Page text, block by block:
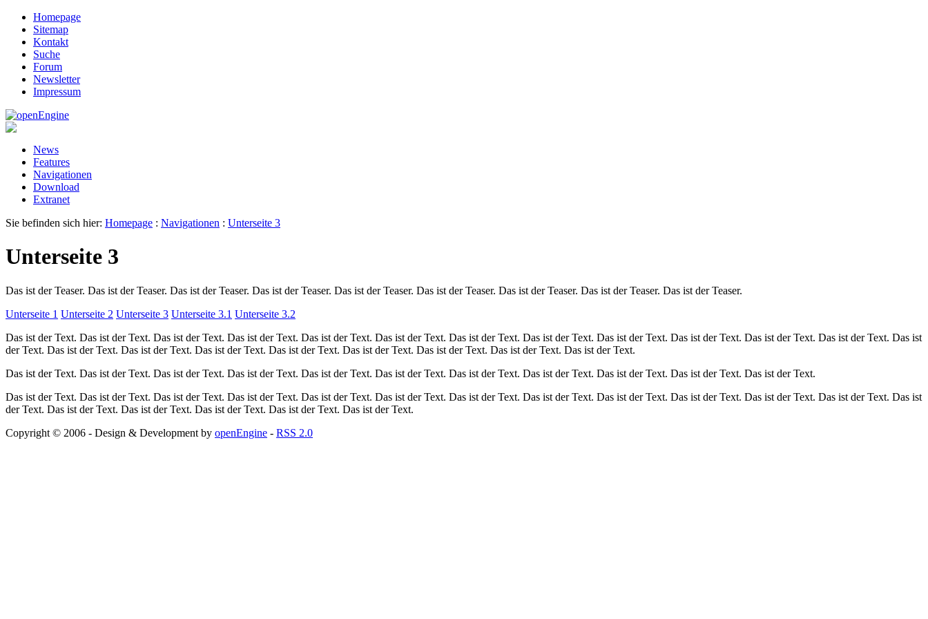
Homepage
Sitemap
Kontakt
Suche
Forum
Newsletter
Impressum
News
Features
Navigationen
Download
Extranet
Sie befinden sich hier: Homepage : Navigationen : Unterseite 3
Unterseite 3
Das ist der Teaser. Das ist der Teaser. Das ist der Teaser. Das ist der Teaser. Das ist der Teaser. Das ist der Teaser. Das ist der Teaser. Das ist der Teaser. Das ist der Teaser.
Unterseite 1 Unterseite 2 Unterseite 3 Unterseite 3.1 Unterseite 3.2
Das ist der Text. Das ist der Text. Das ist der Text. Das ist der Text. Das ist der Text. Das ist der Text. Das ist der Text. Das ist der Text. Das ist der Text. Das ist der Text. Das ist der Text. Das ist der Text. Das ist
der Text. Das ist der Text. Das ist der Text. Das ist der Text. Das ist der Text. Das ist der Text. Das ist der Text. Das ist der Text. Das ist der Text.
Das ist der Text. Das ist der Text. Das ist der Text. Das ist der Text. Das ist der Text. Das ist der Text. Das ist der Text. Das ist der Text. Das ist der Text. Das ist der Text. Das ist der Text.
Das ist der Text. Das ist der Text. Das ist der Text. Das ist der Text. Das ist der Text. Das ist der Text. Das ist der Text. Das ist der Text. Das ist der Text. Das ist der Text. Das ist der Text. Das ist der Text. Das ist
der Text. Das ist der Text. Das ist der Text. Das ist der Text. Das ist der Text. Das ist der Text.
Copyright © 2006 - Design & Development by openEngine - RSS 2.0